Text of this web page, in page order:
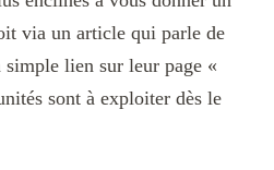
via un article qui parle de
lien sur leur page «
sont à exploiter dès le